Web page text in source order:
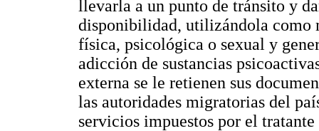
llevarla a un punto de tránsito y
disponibilidad, utilizándola como
física, psicológica o sexual y
adicción de sustancias
externa se le retienen sus
las autoridades migratorias del
servicios impuestos por el tratante